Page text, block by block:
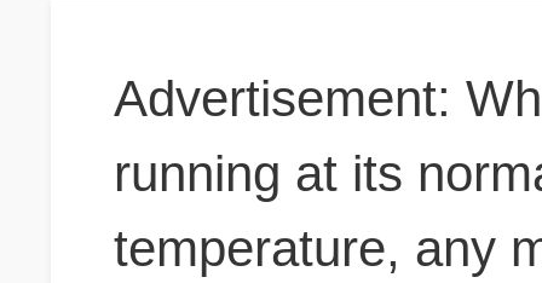
Advertisement:
running at its
temperature, any